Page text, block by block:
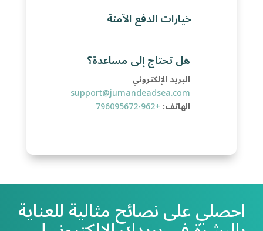
خيارات الدفع الآمنة
هل تحتاج إلى مساعدة؟
البريد الإلكتروني
support@jumandeadsea.com
الهاتف: +962-796095672
احصلي على نصائح مثالية للعناية